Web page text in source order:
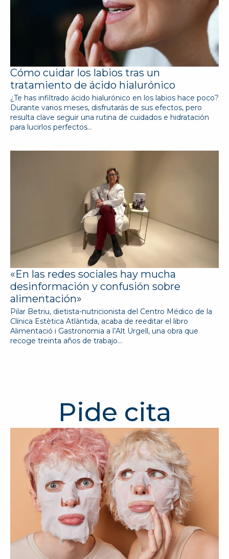
Cómo cuidar los labios tras un
tratamiento de ácido hialurónico
¿Te has infiltrado ácido hialurónico en los labios hace poco?
Durante varios meses, disfrutarás de sus efectos, pero
resulta clave seguir una rutina de cuidados e hidratación
para lucirlos perfectos…
«En las redes sociales hay mucha
desinformación y confusión sobre
alimentación»
Pilar Betriu, dietista-nutricionista del Centro Médico de la
Clínica Estètica Atlàntida, acaba de reeditar el libro
Alimentació i Gastronomia a l’Alt Urgell, una obra que
recoge treinta años de trabajo…
Pide cita